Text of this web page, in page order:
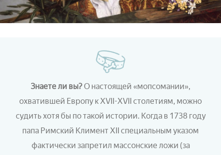
Знаете ли вы?О настоящей «мопсомании»,
охватившей Европу к ХVII-ХVII столетиям, можно
судить хотя бы по такой истории. Когда в 1738 году
папа Римский Климент XII специальным указом
фактически запретил массонские ложи (за